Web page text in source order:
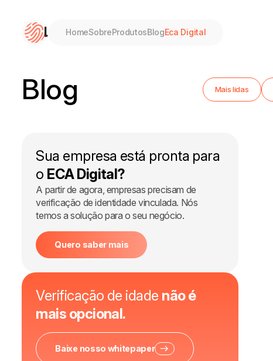
HomeSobreProdutosBlogEca Digital
Blog
Eca Digital
Blog Mais lidas
Sua empresa está pronta para
o ECA Digital?
A partir de agora, empresas precisam de
verificação de identidade vinculada. Nós
temos a solução para o seu negócio.
Quero saber mais
Verificação de idade não é
mais opcional.
Baixe nosso whitepaper